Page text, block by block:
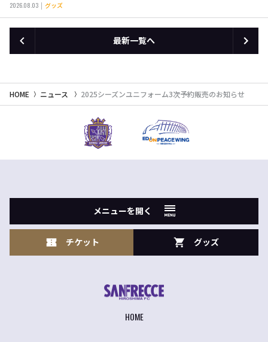
2026.08.03 グッズ
最新一覧へ
HOME ニュース 2025シーズンユニフォーム3次予約販売のお知らせ
メニューを開く
チケット グッズ
HOME